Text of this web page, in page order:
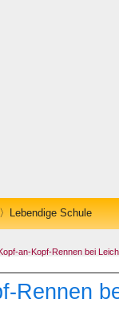
Lebendige Schule
an-Kopf-Rennen bei
Rennen